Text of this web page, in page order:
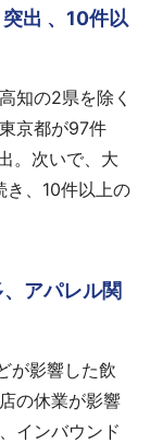
出 、10件以
知の2県を除く
京都が97件
。次いで、大
、10件以上の
アパレル関
が影響した飲
の休業が影響
インバウンド